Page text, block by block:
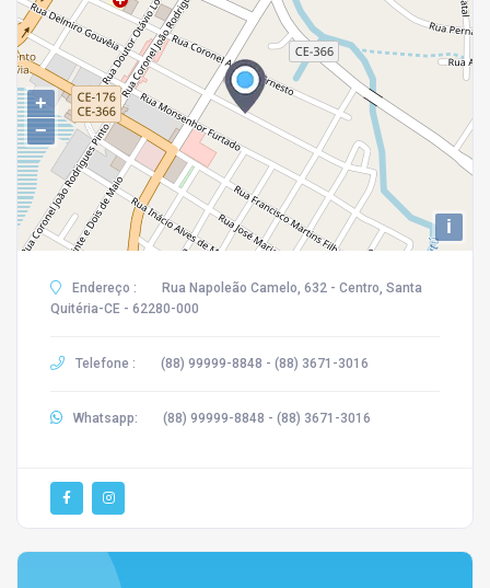
+
−
i
Endereço :
Rua Napoleão Camelo, 632 - Centro, Santa
Quitéria-CE - 62280-000
Telefone : (88) 99999-8848 - (88) 3671-3016
Whatsapp: (88) 99999-8848 - (88) 3671-3016